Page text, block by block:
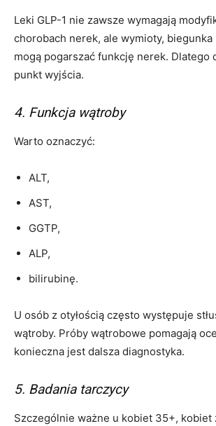
Leki GLP-1 nie zawsze wymagają
chorobach nerek, ale wymioty,
mogą pogarszać funkcję nerek. Dlatego
punkt wyjścia.
4. Funkcja wątroby
Warto oznaczyć:
ALT,
AST,
GGTP,
ALP,
bilirubinę.
U osób z otyłością często występuje
wątroby. Próby wątrobowe pomagają
konieczna jest dalsza diagnostyka.
5. Badania tarczycy
Szczególnie ważne u kobiet 35+, kobiet